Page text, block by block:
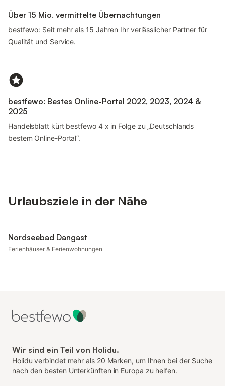
Über 15 Mio. vermittelte Übernachtungen
bestfewo: Seit mehr als 15 Jahren Ihr verlässlicher Partner für
Qualität und Service.
bestfewo: Bestes Online-Portal 2022, 2023, 2024 &
2025
Handelsblatt kürt bestfewo 4 x in Folge zu „Deutschlands
bestem Online-Portal“.
Urlaubsziele in der Nähe
Nordseebad Dangast
Ferienhäuser & Ferienwohnungen
Wir sind ein Teil von Holidu.
Holidu verbindet mehr als 20 Marken, um Ihnen bei der Suche
nach den besten Unterkünften in Europa zu helfen.